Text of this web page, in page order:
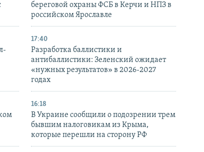
береговой охраны ФСБ в Керчи и НПЗ в
российском Ярославле
17:40
Разработка баллистики и
антибаллистики: Зеленский ожидает
«нужных результатов» в 2026-2027
годах
16:18
В Украине сообщили о подозрении трем
бывшим налоговикам из Крыма,
которые перешли на сторону РФ